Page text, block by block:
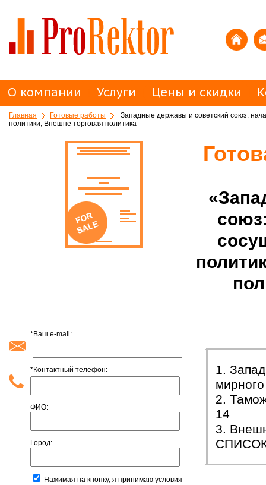
О компании Услуги Цены и скидки
Главная Готовые работы
Западные державы и советский союз:
политики; Внешне торговая политика
*Ваш e-mail:
*Контактный телефон:
ФИО:
Город:
Нажимая на кнопку, я принимаю условия
1.
2.
14
3.